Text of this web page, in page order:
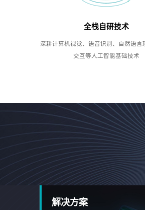
全栈自研技术
深耕计算机视觉、语音识别、自然语言
交互等人工智能基础技术
解决方案